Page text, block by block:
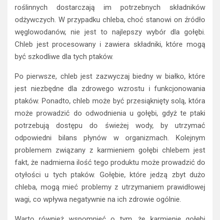
roślinnych dostarczają im potrzebnych składników
odżywczych. W przypadku chleba, choć stanowi on źródło
węglowodanów, nie jest to najlepszy wybór dla gołębi.
Chleb jest procesowany i zawiera składniki, które mogą
być szkodliwe dla tych ptaków.
Po pierwsze, chleb jest zazwyczaj biedny w białko, które
jest niezbędne dla zdrowego wzrostu i funkcjonowania
ptaków. Ponadto, chleb może być przesiąknięty solą, która
może prowadzić do odwodnienia u gołębi, gdyż te ptaki
potrzebują dostępu do świeżej wody, by utrzymać
odpowiedni bilans płynów w organizmach. Kolejnym
problemem związany z karmieniem gołębi chlebem jest
fakt, że nadmierna ilość tego produktu może prowadzić do
otyłości u tych ptaków. Gołębie, które jedzą zbyt dużo
chleba, mogą mieć problemy z utrzymaniem prawidłowej
wagi, co wpływa negatywnie na ich zdrowie ogólnie.